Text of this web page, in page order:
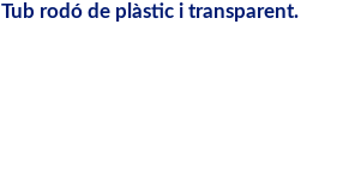
Tub rodó de plàstic i transparent.